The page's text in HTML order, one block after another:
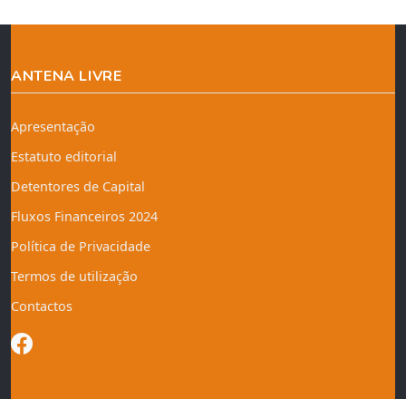
ANTENA LIVRE
Apresentação
Estatuto editorial
Detentores de Capital
Fluxos Financeiros 2024
Política de Privacidade
Termos de utilização
Contactos